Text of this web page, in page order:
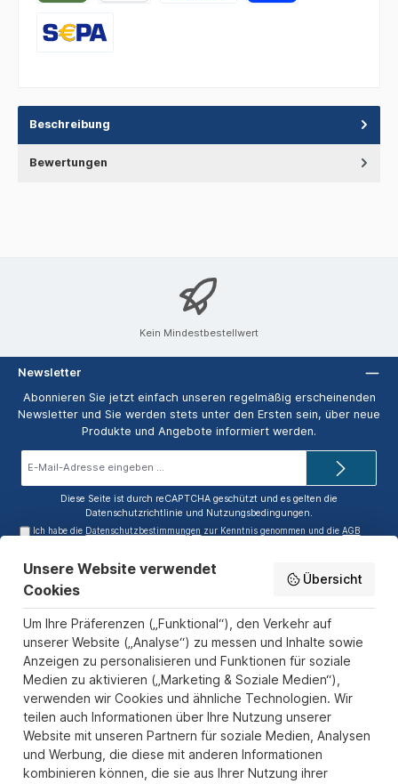
Beschreibung
Bewertungen
Kein Mindestbestellwert
Newsletter
Abonnieren Sie jetzt einfach unseren regelmäßig erscheinenden
Newsletter und Sie werden stets unter den Ersten sein, über neue
Produkte und Angebote informiert werden.
Diese Seite ist durch reCAPTCHA geschützt und es gelten die
Datenschutzrichtlinie und Nutzungsbedingungen.
Ich habe die Datenschutzbestimmungen zur Kenntnis genommen und dieAGB
Service-Hotline
Informationen
Zahlungs- und Versandarten
Sicher Einkaufen
Über uns
Der Pokal & Vereinsbedarf Onlineshop PokalExpress in Marl ist
Ihr Spezialist für Pokale, Medaillen und Trophäen aus Glas und
Resin, mit einem Fokus auf Säulenpokalen. Unser herausragender
Kundenservice zeichnet sich durch Schnelligkeit und
Unsere Website verwendet
Cookies
Übersicht
Um Ihre Präferenzen („Funktional“), den Verkehr auf
unserer Website („Analyse“) zu messen und Inhalte sowie
Anzeigen zu personalisieren und Funktionen für soziale
Medien zu aktivieren („Marketing & Soziale Medien“),
verwenden wir Cookies und ähnliche Technologien. Wir
teilen auch Informationen über Ihre Nutzung unserer
Website mit unseren Partnern für soziale Medien, Analysen
und Werbung, die diese mit anderen Informationen
kombinieren können, die sie aus Ihrer Nutzung ihrer